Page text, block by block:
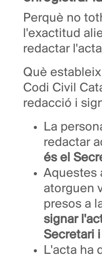
Perquè no
l'exactitud
redactar
Què
Codi Civil
redacció i
La
redactar
és el
Aquestes
atorguen
presos a
signar
Secretari
L'acta ha